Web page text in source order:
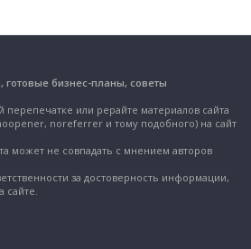
готовые бизнес-планы, советы
или рерайте материалов сайта
noreferrer и тому подобного) на сайт
может не совпадать с мнением авторов
за достоверность информации,
сайте.